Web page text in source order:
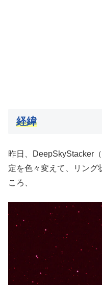
経緯
昨日、DeepSkyStacker
定を色々変えて、リング
ころ、